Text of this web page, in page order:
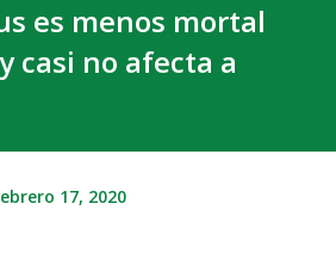
es menos mortal
casi no afecta a
17, 2020